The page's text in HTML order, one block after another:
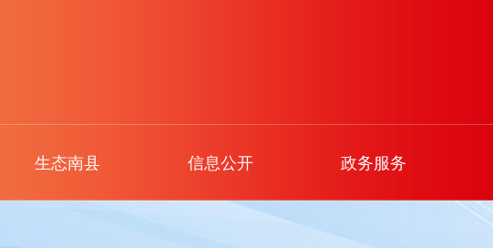
生态南县 信息公开 政务服务